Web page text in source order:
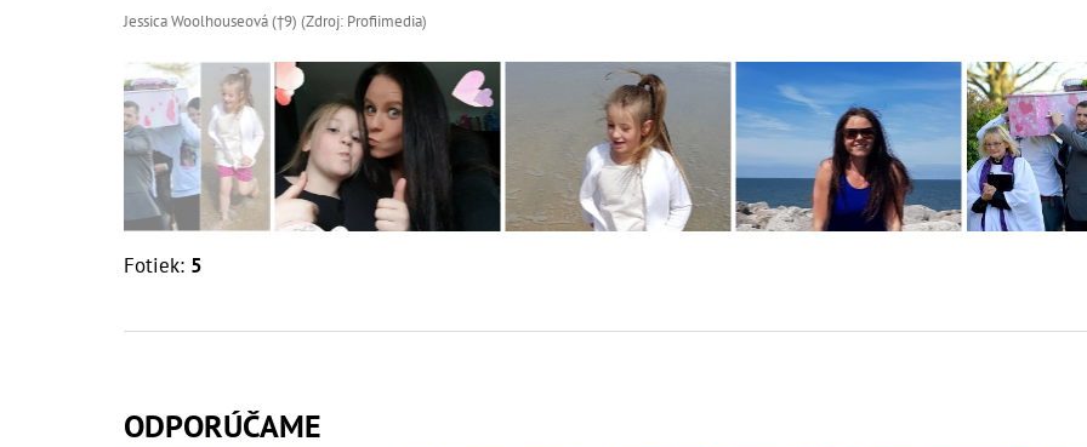
Jessica Woolhouseová (†9) (Zdroj: Profiimedia)
Fotiek: 5
ODPORÚČAME